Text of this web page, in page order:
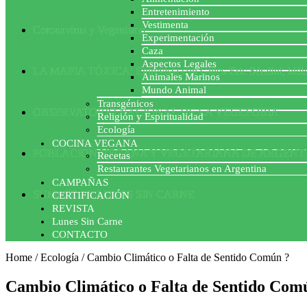
Coronavirus y Veganismo
LA MAFIA TÓXICA: Entrevista con Gilles-Eric Séralini,
OBSERVATORIO NACIONAL DE LA VEGEFOBIA
POBLACION VEGANA Y VEGETARIANA DE
SUMATE AL LUNES SIN CARNE
Entretenimiento
Vestimenta
Experimentación
Caza
Aspectos Legales
Animales Marinos
Mundo Animal
Transgénicos
Religión y Espiritualidad
Ecología
COCINA VEGANA
Recetas
Restaurantes Vegetarianos en Argentina
CAMPAÑAS
CERTIFICACIÓN
REVISTA
Lunes Sin Carne
CONTACTO
Home /Ecología /Cambio Climático o Falta de Sentido Común ?
Cambio Climático o Falta de Sentido